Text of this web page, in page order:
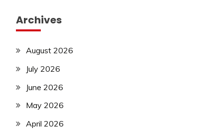
Archives
August 2026
July 2026
June 2026
May 2026
April 2026